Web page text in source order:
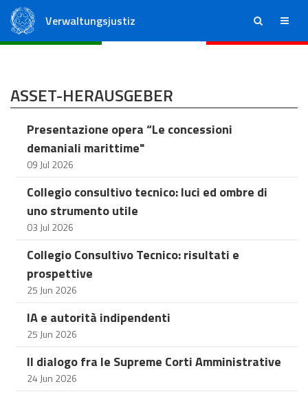
Verwaltungsjustiz ricerca menu
ASSET-HERAUSGEBER
Presentazione opera “Le concessioni
demaniali marittime"
09 Jul 2026
Collegio consultivo tecnico: luci ed ombre di
uno strumento utile
03 Jul 2026
Collegio Consultivo Tecnico: risultati e
prospettive
25 Jun 2026
IA e autorità indipendenti
25 Jun 2026
Il dialogo fra le Supreme Corti Amministrative
24 Jun 2026